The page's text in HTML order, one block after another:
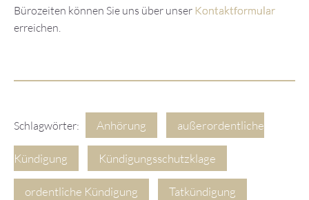
Bürozeiten können Sie uns über unser Kontaktformular
erreichen.
Schlagwörter: Anhörung außerordentliche
Kündigung Kündigungsschutzklage
ordentliche Kündigung Tatkündigung